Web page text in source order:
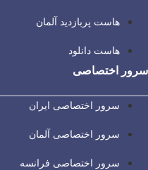
هاست پربازدید آلمان
هاست دانلود
سرور اختصاصی
سرور اختصاصی ایران
سرور اختصاصی آلمان
سرور اختصاصی فرانسه